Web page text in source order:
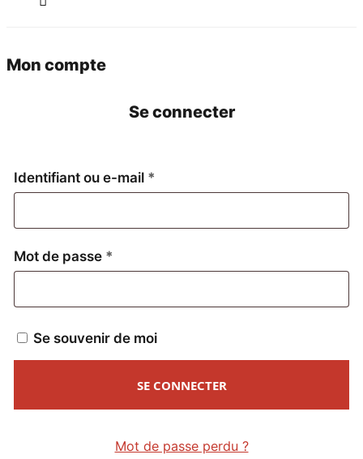
Mon compte
Se connecter
Identifiant ou e-mail *
Mot de passe *
Se souvenir de moi
SE CONNECTER
Mot de passe perdu ?